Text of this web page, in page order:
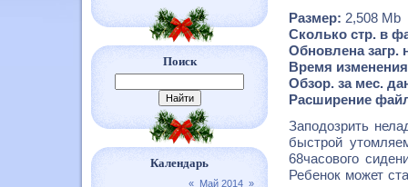
Поиск
Календарь
« Май 2014 »
Размер: 2,508 Mb
Сколько стр. в
Обновлена загр.
Время
Обзор. за мес.
Расширение
Заподозрить
быстрой
68часового
Ребенок может